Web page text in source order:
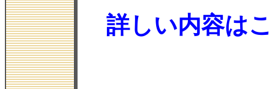
詳しい内容は